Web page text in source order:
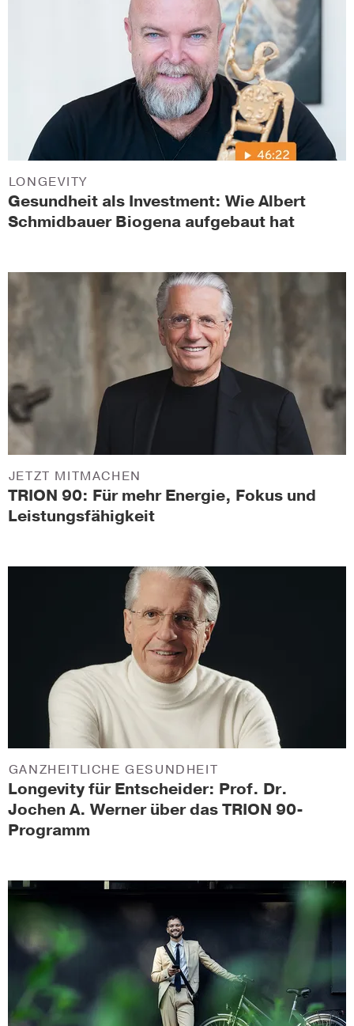
Gesundheit als Investment: Wie Albert
Schmidbauer Biogena aufgebaut hat
LONGEVITY
TRION 90: Für mehr Energie, Fokus und
Leistungsfähigkeit
JETZT MITMACHEN
Longevity für Entscheider: Prof. Dr.
Jochen A. Werner über das TRION 90-
Programm
GANZHEITLICHE GESUNDHEIT